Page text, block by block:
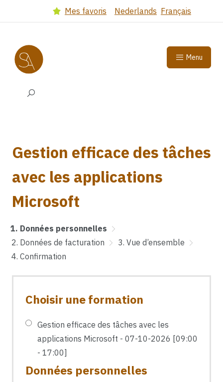
Got to main contentMes favoris Select language
Nederlands (Dutch version)
Français
Menu
Search input
Gestion efficace des tâches
avec les applications
Microsoft
Données personnelles
Données de facturation
Vue d’ensemble
Confirmation
Choisir une formation
Gestion efficace des tâches avec les
applications Microsoft - 07-10-2026 [09:00
- 17:00]
Données personnelles